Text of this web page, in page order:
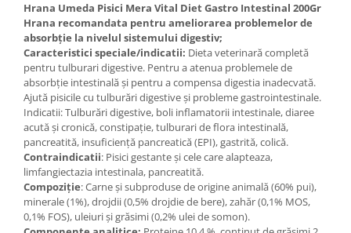
Hrana Umeda Pisici Mera Vital Diet Gastro Intestinal 200Gr
Hrana recomandata pentru ameliorarea problemelor de
absorbție la nivelul sistemului digestiv;
Caracteristici speciale/indicatii: Dieta veterinară completă
pentru tulburari digestive. Pentru a atenua problemele de
absorbție intestinală și pentru a compensa digestia inadecvată.
Ajută pisicile cu tulburări digestive și probleme gastrointestinale.
Indicatii: Tulburări digestive, boli inflamatorii intestinale, diaree
acută și cronică, constipație, tulburari de flora intestinală,
pancreatită, insuficiență pancreatică (EPI), gastrită, colică.
Contraindicatii: Pisici gestante și cele care alapteaza,
limfangiectazia intestinala, pancreatită.
Compoziţie: Carne și subproduse de origine animală (60% pui),
minerale (1%), drojdii (0,5% drojdie de bere), zahăr (0,1% MOS,
0,1% FOS), uleiuri și grăsimi (0,2% ulei de somon).